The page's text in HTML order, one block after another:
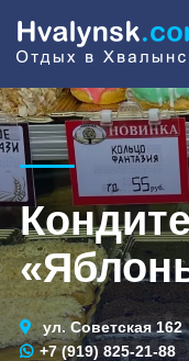
ул. Советская 162
+7 (919) 825-21-88